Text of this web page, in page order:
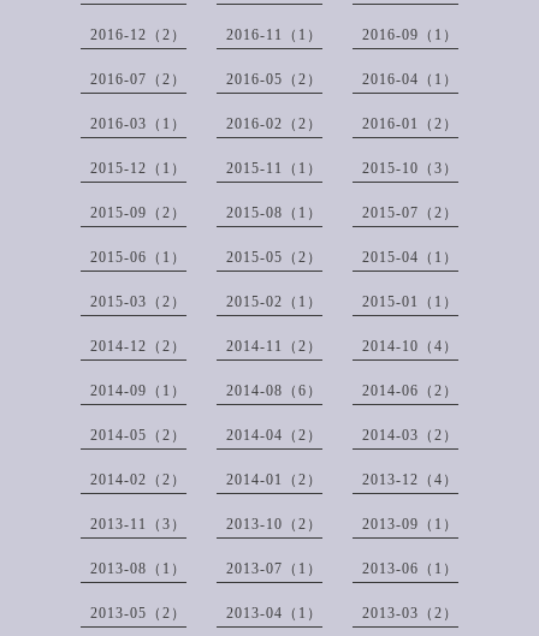
2016-12（2） 2016-11（1） 2016-09（1）
2016-07（2） 2016-05（2） 2016-04（1）
2016-03（1） 2016-02（2） 2016-01（2）
2015-12（1） 2015-11（1） 2015-10（3）
2015-09（2） 2015-08（1） 2015-07（2）
2015-06（1） 2015-05（2） 2015-04（1）
2015-03（2） 2015-02（1） 2015-01（1）
2014-12（2） 2014-11（2） 2014-10（4）
2014-09（1） 2014-08（6） 2014-06（2）
2014-05（2） 2014-04（2） 2014-03（2）
2014-02（2） 2014-01（2） 2013-12（4）
2013-11（3） 2013-10（2） 2013-09（1）
2013-08（1） 2013-07（1） 2013-06（1）
2013-05（2） 2013-04（1） 2013-03（2）